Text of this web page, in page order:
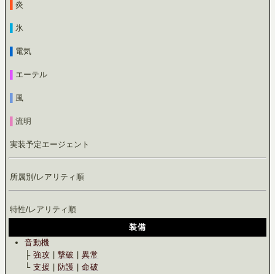
炎
氷
電気
エーテル
風
流明
実装予定エージェント
所属別/レアリティ順
特性/レアリティ順
装備
音動機
├強攻 撃破 |異常
└支援 防護 |命破